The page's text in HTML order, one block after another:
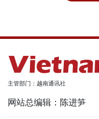
主管部门：越南通讯社
网站总编辑：陈进笋